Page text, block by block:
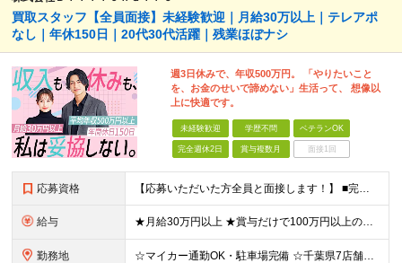
買取スタッフ【全員面接】未経験歓迎｜月給30万以上｜テレアポ
なし｜年休150日｜20代30代活躍｜残業ほぼナシ
週3日休みで、年収500万円。 「やりたいこと
を、お金のせいで諦めない」生活って、 想像以
上に快適です。
未経験歓迎 学歴不問 ベテランOK
完全週休2日 賞与複数月 面接1回
応募資格 【応募いただいた方全員と面接します！】 ■完全未経験OK ■転職回数・前職・スキル・学歴不問 ■20代～30代活躍中！ ★第二新卒も大歓迎 「新卒で入社したけど、環境が合わなくて早期に退職してしまっ
給与 ★月給30万円以上 ★賞与だけで100万円以上の支給実績も ★1年で年収1000万円のメンバー在籍 ★インセンティブで月20万円獲得した実績も 月給30万円～50万円＋賞与年1回（最大3カ月分）＋イ
勤務地 ☆マイカー通勤OK・駐車場完備 ☆千葉県7店舗で募集 ☆2026年新店舗立ち上げ店舗あり ☆転勤なし 本社、もしくは以下店舗での勤務になります。 【本社】 千葉県印旛郡酒々井町本佐倉457-2